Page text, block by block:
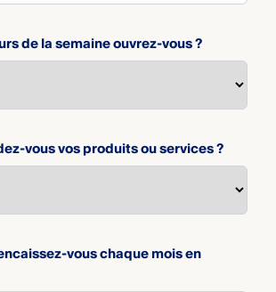
de la semaine ouvrez-vous ?
vous vos produits ou services ?
vous chaque mois en